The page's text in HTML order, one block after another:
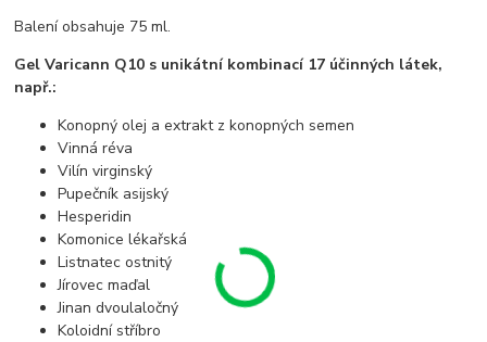
Balení obsahuje 75 ml.
Gel Varicann Q10 s unikátní kombinací 17 účinných látek,
např.:
Konopný olej a extrakt z konopných semen
Vinná réva
Vilín virginský
Pupečník asijský
Hesperidin
Komonice lékařská
Listnatec ostnitý
Jírovec maďal
Jinan dvoulaločný
Koloidní stříbro